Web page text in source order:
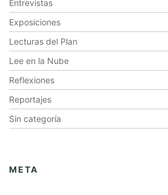
Entrevistas
Exposiciones
Lecturas del Plan
Lee en la Nube
Reflexiones
Reportajes
Sin categoría
META